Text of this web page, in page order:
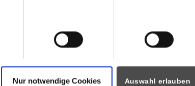
Nur notwendige Cookies Auswahl erlauben
für Portale